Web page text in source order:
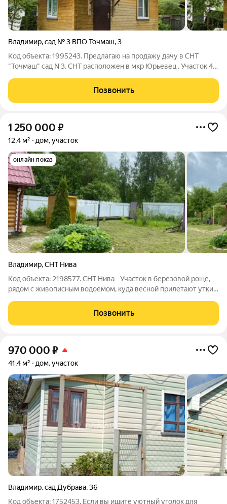
Владимир,сад № 3 ВПО Точмаш,3
Код объекта: 1995243. Предлагаю на продажу дачу в СНТ
"Точмаш" сад N 3. СНТ расположен в мкр Юрьевец . Участок 4,5
насаждения.Также на участке расположен дом из клиеного
бруса, общей площадью 48 кв.м,
Позвонить
1 250 000 ₽
12,4 м² дом, участок
онлайн показ
Владимир,СНТ Нива
Код объекта: 2198577. СНТ Нива - Участок в березовой роще,
рядом с живописным водоемом, куда весной прилетают утки.
забором из
Позвонить
970 000 ₽
41,4 м² дом, участок
Владимир,сад Дубрава,36
Код объекта: 1752453. Если вы ищите уютный уголок для